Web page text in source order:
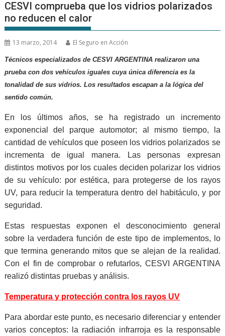
CESVI comprueba que los vidrios polarizados
no reducen el calor
13 marzo, 2014 El Seguro en Acción
Técnicos especializados de CESVI ARGENTINA realizaron una
prueba con dos vehículos iguales cuya única diferencia es la
tonalidad de sus vidrios. Los resultados escapan a la lógica del
sentido común.
En los últimos años, se ha registrado un incremento
exponencial del parque automotor; al mismo tiempo, la
cantidad de vehículos que poseen los vidrios polarizados se
incrementa de igual manera. Las personas expresan
distintos motivos por los cuales deciden polarizar los vidrios
de su vehículo: por estética, para protegerse de los rayos
UV, para reducir la temperatura dentro del habitáculo, y por
seguridad.
Estas respuestas exponen el desconocimiento general
sobre la verdadera función de este tipo de implementos, lo
que termina generando mitos que se alejan de la realidad.
Con el fin de comprobar o refutarlos, CESVI ARGENTINA
realizó distintas pruebas y análisis.
Temperatura y protección contra los rayos UV
Para abordar este punto, es necesario diferenciar y entender
varios conceptos: la radiación infrarroja es la responsable